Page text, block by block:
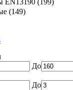
EN13190 (199)
(149)
До
До